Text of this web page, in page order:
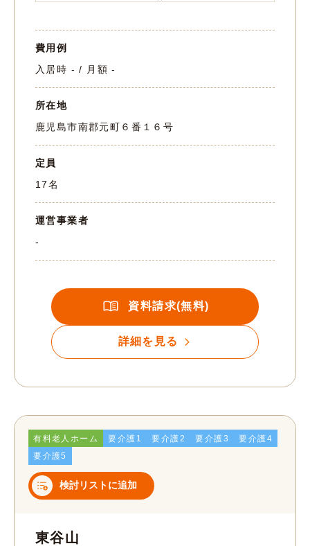
費用例
入居時 - / 月額 -
所在地
鹿児島市南郡元町６番１６号
定員
17名
運営事業者
-
資料請求(無料)
詳細を見る
有料老人ホーム 要介護1 要介護2 要介護3
要介護4
要介護5
検討リストに追加
東谷山